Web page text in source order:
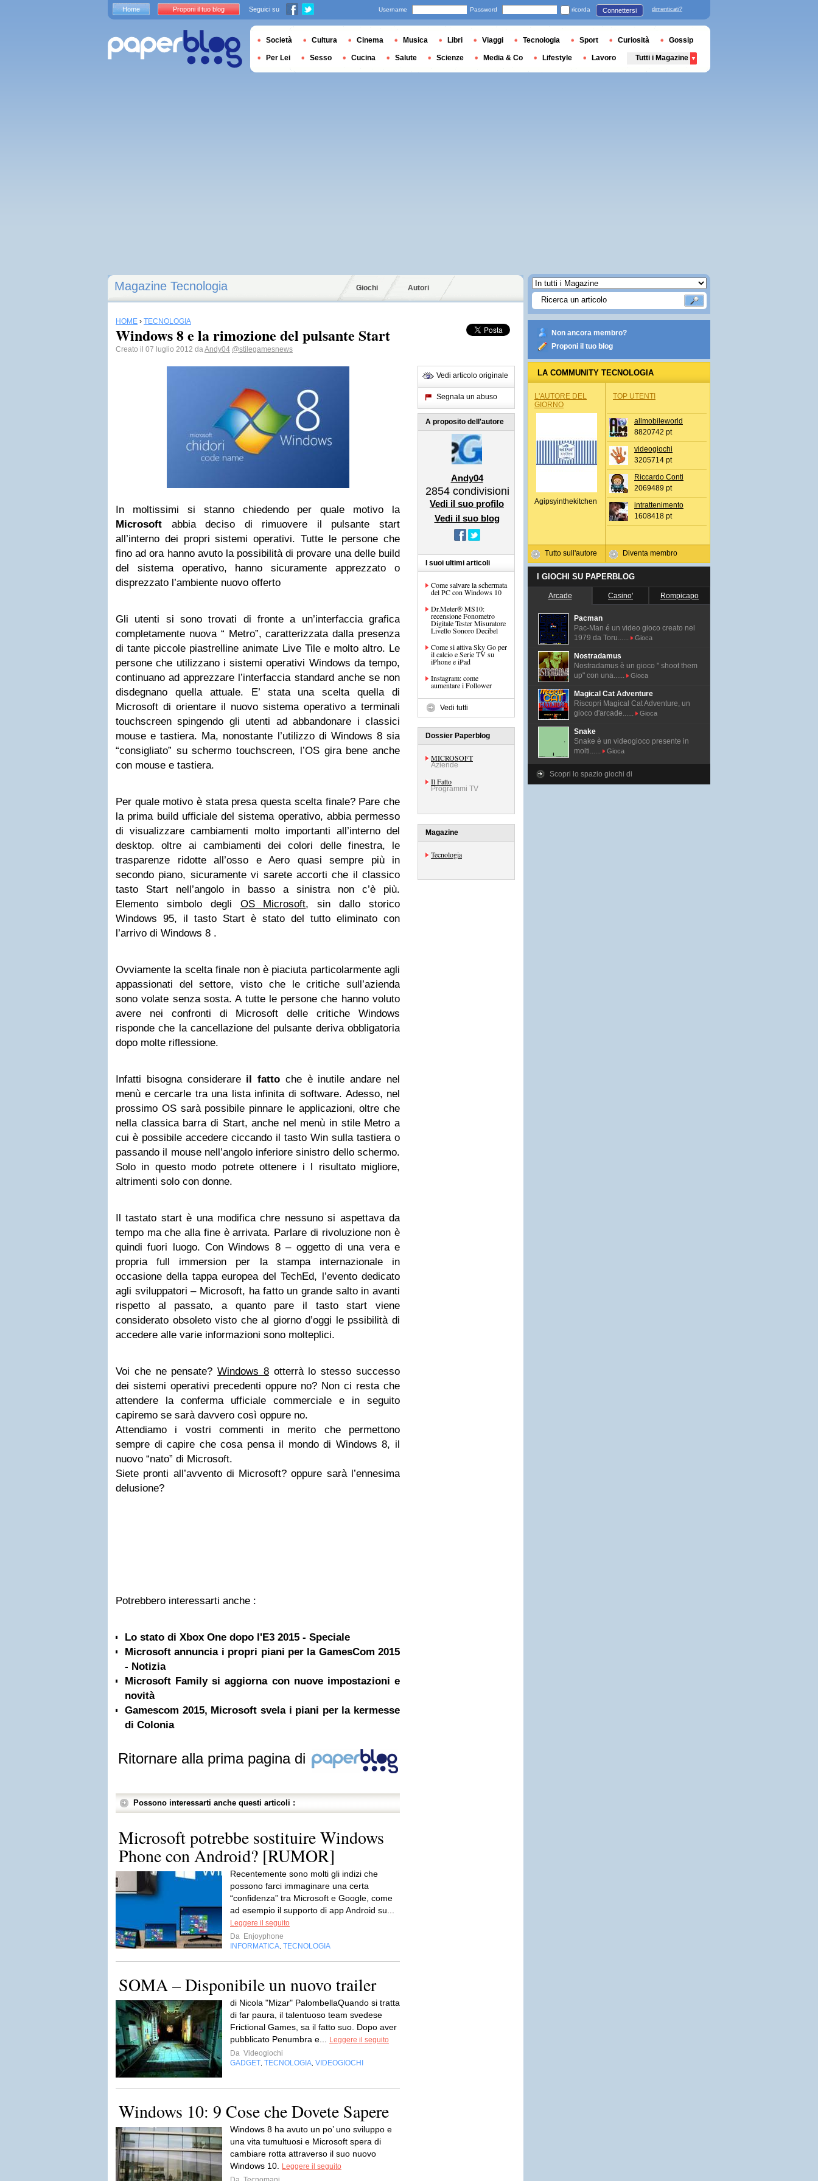
Magazine Tecnologia Giochi Autori
HOME › TECNOLOGIA
Windows 8 e la rimozione del pulsante Start
Creato il 07 luglio 2012 daAndy04 @stilegamesnews
In moltissimi si stanno chiedendo per quale motivo la
Microsoft abbia deciso di rimuovere il pulsante start
all’interno dei propri sistemi operativi. Tutte le persone che
fino ad ora hanno avuto la possibilità di provare una delle build
del sistema operativo, hanno sicuramente apprezzato o
disprezzato l’ambiente nuovo offerto
Gli utenti si sono trovati di fronte a un’interfaccia grafica
completamente nuova “ Metro”, caratterizzata dalla presenza
di tante piccole piastrelline animate Live Tile e molto altro. Le
persone che utilizzano i sistemi operativi Windows da tempo,
continuano ad apprezzare l’interfaccia standard anche se non
disdegnano quella attuale. E’ stata una scelta quella di
Microsoft di orientare il nuovo sistema operativo a terminali
touchscreen spingendo gli utenti ad abbandonare i classici
mouse e tastiera. Ma, nonostante l’utilizzo di Windows 8 sia
“consigliato” su schermo touchscreen, l’OS gira bene anche
con mouse e tastiera.
Per quale motivo è stata presa questa scelta finale? Pare che
la prima build ufficiale del sistema operativo, abbia permesso
di visualizzare cambiamenti molto importanti all’interno del
desktop. oltre ai cambiamenti dei colori delle finestra, le
trasparenze ridotte all’osso e Aero quasi sempre più in
secondo piano, sicuramente vi sarete accorti che il classico
tasto Start nell’angolo in basso a sinistra non c’è più.
Elemento simbolo degli OS Microsoft, sin dallo storico
Windows 95, il tasto Start è stato del tutto eliminato con
l’arrivo di Windows 8 .
Ovviamente la scelta finale non è piaciuta particolarmente agli
appassionati del settore, visto che le critiche sull’azienda
sono volate senza sosta. A tutte le persone che hanno voluto
avere nei confronti di Microsoft delle critiche Windows
risponde che la cancellazione del pulsante deriva obbligatoria
dopo molte riflessione.
Infatti bisogna considerare il fatto che è inutile andare nel
menù e cercarle tra una lista infinita di software. Adesso, nel
prossimo OS sarà possibile pinnare le applicazioni, oltre che
nella classica barra di Start, anche nel menù in stile Metro a
cui è possibile accedere ciccando il tasto Win sulla tastiera o
passando il mouse nell’angolo inferiore sinistro dello schermo.
Solo in questo modo potrete ottenere i l risultato migliore,
altrimenti solo con donne.
Il tastato start è una modifica chre nessuno si aspettava da
tempo ma che alla fine è arrivata. Parlare di rivoluzione non è
quindi fuori luogo. Con Windows 8 – oggetto di una vera e
propria full immersion per la stampa internazionale in
occasione della tappa europea del TechEd, l’evento dedicato
agli sviluppatori – Microsoft, ha fatto un grande salto in avanti
rispetto al passato, a quanto pare il tasto start viene
considerato obsoleto visto che al giorno d’oggi le pssibilità di
accedere alle varie informazioni sono molteplici.
Voi che ne pensate?Windows 8otterrà lo stesso successo
dei sistemi operativi precedenti oppure no? Non ci resta che
attendere la conferma ufficiale commerciale e in seguito
capiremo se sarà davvero così oppure no.
Attendiamo i vostri commenti in merito che permettono
sempre di capire che cosa pensa il mondo di Windows 8, il
nuovo “nato” di Microsoft.
Siete pronti all’avvento di Microsoft? oppure sarà l’ennesima
delusione?
Potrebbero interessarti anche :
Lo stato di Xbox One dopo l'E3 2015 - Speciale
Microsoft annuncia i propri piani per la GamesCom 2015
- Notizia
Microsoft Family si aggiorna con nuove impostazioni e
novità
Gamescom 2015, Microsoft svela i piani per la kermesse
di Colonia
Ritornare alla prima pagina di
Possono interessarti anche questi articoli :
Microsoft potrebbe sostituire Windows
Phone con Android? [RUMOR]
Recentemente sono molti gli indizi che
possono farci immaginare una certa
“confidenza” tra Microsoft e Google, come
ad esempio il supporto di app Android su...
Leggere il seguito
Da Enjoyphone
INFORMATICA TECNOLOGIA
SOMA – Disponibile un nuovo trailer
di Nicola "Mizar" PalombellaQuando si tratta
di far paura, il talentuoso team svedese
Frictional Games, sa il fatto suo. Dopo aver
pubblicato Penumbra e...
Leggere il seguito
Da Videogiochi
GADGET TECNOLOGIA VIDEOGIOCHI
Windows 10: 9 Cose che Dovete Sapere
Windows 8 ha avuto un po’ uno sviluppo e
una vita tumultuosi e Microsoft spera di
cambiare rotta attraverso il suo nuovo
Windows 10.
Leggere il seguito
Vedi articolo originale
Segnala un abuso
A proposito dell'autore
Andy04
2854 condivisioni
Vedi il suo profilo
Vedi il suo blog
I suoi ultimi articoli
Come salvare la schermata
del PC con Windows 10
Dr.Meter® MS10:
recensione Fonometro
Digitale Tester Misuratore
Livello Sonoro Decibel
Come si attiva Sky Go per
il calcio e Serie TV su
iPhone e iPad
Instagram: come
aumentare i Follower
Vedi tutti
Dossier Paperblog
MICROSOFT
Aziende
Il Fatto
Programmi TV
Magazine
Tecnologia
Non ancora membro?
Proponi il tuo blog
LA COMMUNITY TECNOLOGIA
L'AUTORE DEL
GIORNO
Agipsyinthekitchen
Tutto sull'autore
TOP UTENTI
allmobileworld
8820742 pt
videogiochi
3205714 pt
Riccardo Conti
2069489 pt
intrattenimento
1608418 pt
Diventa membro
I GIOCHI SU PAPERBLOG
Arcade Casino' Rompicapo
Pacman
Pac-Man é un video gioco creato nel
1979 da Toru......
Gioca
Nostradamus
Nostradamus è un gioco " shoot them
up" con una......
Gioca
Magical Cat Adventure
Riscopri Magical Cat Adventure, un
gioco d'arcade......
Gioca
Snake
Snake è un videogioco presente in
molti......
Gioca
Scopri lo spazio giochi di
Home Proponi il tuo blog Seguici su Username Password ricorda Connettersi dimenticati?
Società Cultura Cinema Musica Libri Viaggi Tecnologia Sport Curiosità Gossip
Per Lei Sesso Cucina Salute Scienze Media & Co Lifestyle Lavoro Tutti i Magazine